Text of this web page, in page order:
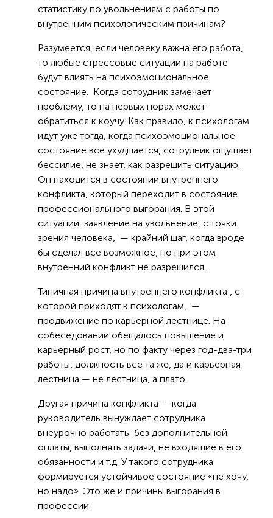
статистику по увольнениям с работы по
внутренним психологическим причинам?
Разумеется, если человеку важна его работа,
то любые стрессовые ситуации на работе
будут влиять на психоэмоциональное
состояние. Когда сотрудник замечает
проблему, то на первых порах может
обратиться к коучу. Как правило, к психологам
идут уже тогда, когда психоэмоциональное
состояние все ухудшается, сотрудник ощущает
бессилие, не знает, как разрешить ситуацию.
Он находится в состоянии внутреннего
конфликта, который переходит в состояние
профессионального выгорания. В этой
ситуации заявление на увольнение, с точки
зрения человека, — крайний шаг, когда вроде
бы сделал все возможное, но при этом
внутренний конфликт не разрешился.
Типичная причина внутреннего конфликта , с
которой приходят к психологам, —
продвижение по карьерной лестнице. На
собеседовании обещалось повышение и
карьерный рост, но по факту через год-два-три
работы, должность все та же, да и карьерная
лестница — не лестница, а плато.
Другая причина конфликта — когда
руководитель вынуждает сотрудника
внеурочно работать без дополнительной
оплаты, выполнять задачи, не входящие в его
обязанности и т.д. У такого сотрудника
формируется устойчивое состояние «не хочу,
но надо». Это же и причины выгорания в
профессии.